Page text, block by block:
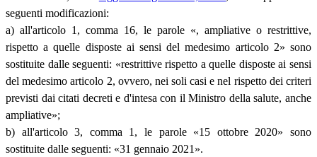
seguenti modificazioni:
a) all'articolo 1, comma 16, le parole «, ampliative o restrittive,
rispetto a quelle disposte ai sensi del medesimo articolo 2» sono
sostituite dalle seguenti: «restrittive rispetto a quelle disposte ai sensi
del medesimo articolo 2, ovvero, nei soli casi e nel rispetto dei criteri
previsti dai citati decreti e d'intesa con il Ministro della salute, anche
ampliative»;
b) all'articolo 3, comma 1, le parole «15 ottobre 2020» sono
sostituite dalle seguenti: «31 gennaio 2021».